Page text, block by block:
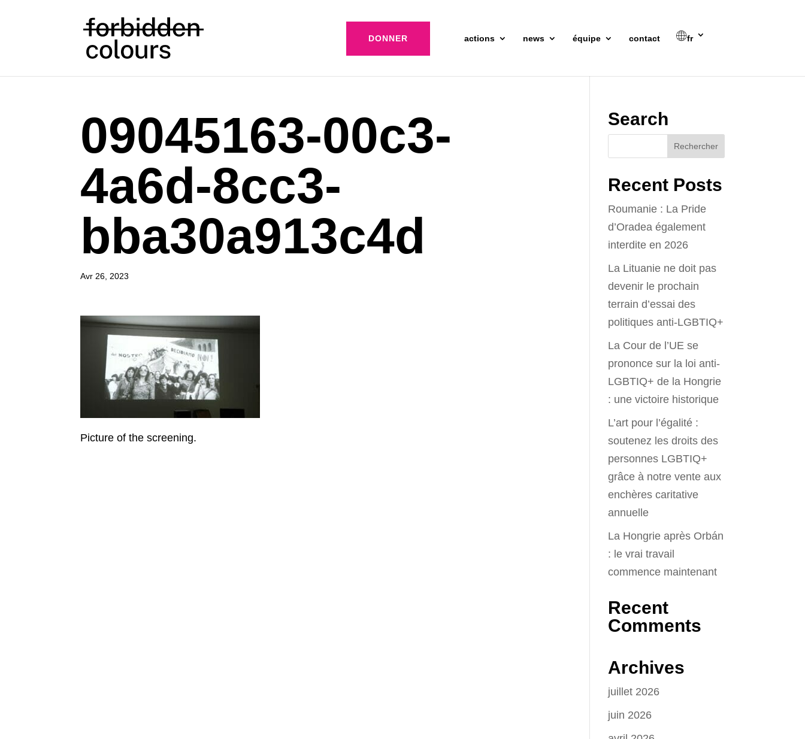
DONNER actions news équipe contact fr
09045163-00c3-
4a6d-8cc3-
bba30a913c4d
Avr 26, 2023
Picture of the screening.
Search
Recent Posts
Roumanie : La Pride
d’Oradea également
interdite en 2026
La Lituanie ne doit pas
devenir le prochain
terrain d’essai des
politiques anti-LGBTIQ+
La Cour de l’UE se
prononce sur la loi anti-
LGBTIQ+ de la Hongrie
: une victoire historique
L’art pour l’égalité :
soutenez les droits des
personnes LGBTIQ+
grâce à notre vente aux
enchères caritative
annuelle
La Hongrie après Orbán
: le vrai travail
commence maintenant
Recent
Comments
Archives
juillet 2026
juin 2026